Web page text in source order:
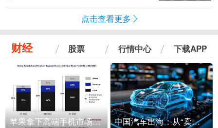
点击查看更多
财经 股票 行情中心 下载APP
苹果拿下高端手机市场65%的份额：iPhone 17系列功不可没 中国汽车出海：从“卖出去”到“走进去”